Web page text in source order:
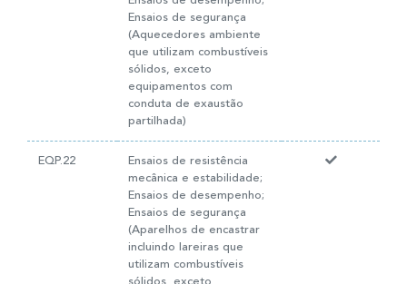
Ensaios de segurança
(Aquecedores ambiente
que utilizam combustíveis
sólidos, exceto
equipamentos com
conduta de exaustão
partilhada)
EQP.22
Ensaios de resistência
mecânica e estabilidade;
Ensaios de desempenho;
Ensaios de segurança
(Aparelhos de encastrar
incluindo lareiras que
utilizam combustíveis